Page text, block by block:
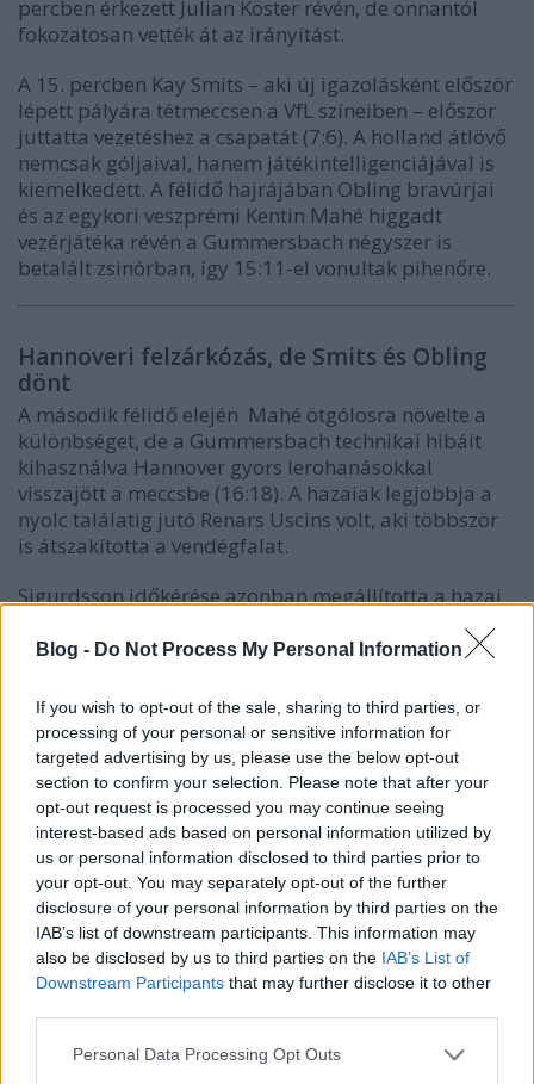
Blog - Do Not Process My Personal Information
If you wish to opt-out of the sale, sharing to third parties, or
processing of your personal or sensitive information for
targeted advertising by us, please use the below opt-out
section to confirm your selection. Please note that after your
opt-out request is processed you may continue seeing
interest-based ads based on personal information utilized by
us or personal information disclosed to third parties prior to
your opt-out. You may separately opt-out of the further
disclosure of your personal information by third parties on the
IAB’s list of downstream participants. This information may
also be disclosed by us to third parties on the IAB’s List of
Downstream Participants that may further disclose it to other
Please note that this website/app uses one or more Google
Personal Data Processing Opt Outs
percben érkezett Julian Köster révén, de onnantól
fokozatosan vették át az irányítást.
A 15. percben Kay Smits – aki új igazolásként először
lépett pályára tétmeccsen a VfL színeiben – először
juttatta vezetéshez a csapatát (7:6). A holland átlövő
nemcsak góljaival, hanem játékintelligenciájával is
kiemelkedett. A félidő hajrájában Obling bravúrjai
és az egykori veszprémi Kentin Mahé higgadt
vezérjátéka révén a Gummersbach négyszer is
betalált zsinórban, így 15:11-el vonultak pihenőre.
Hannoveri felzárkózás, de Smits és Obling
dönt
A második félidő elején Mahé ötgólosra növelte a
különbséget, de a Gummersbach technikai hibáit
kihasználva Hannover gyors lerohanásokkal
visszajött a meccsbe (16:18). A hazaiak legjobbja a
nyolc találatig jutó Renars Uscins volt, aki többször
is átszakította a vendégfalat.
Sigurdsson időkérése azonban megállította a hazai
ziccereket, Smits pedig kritikus pillanatokban lőtt
négyre növelte a különbséget, Christian Prokop
utolsó időkérése sem segített: a Hannover minden
próbálkozása ellenére sem tudott közelebb férkőzni
három gólnál.
A mérkőzés legjobbjai
Kay Smits: hat gól, vezérként irányította a
támadást, a kulcshelyzetekben higgadt maradt.
Bertram Obling: 11 védéssel döntő szerepet
játszott, különösen az első félidőben tartotta
életben a VfL lendületét.